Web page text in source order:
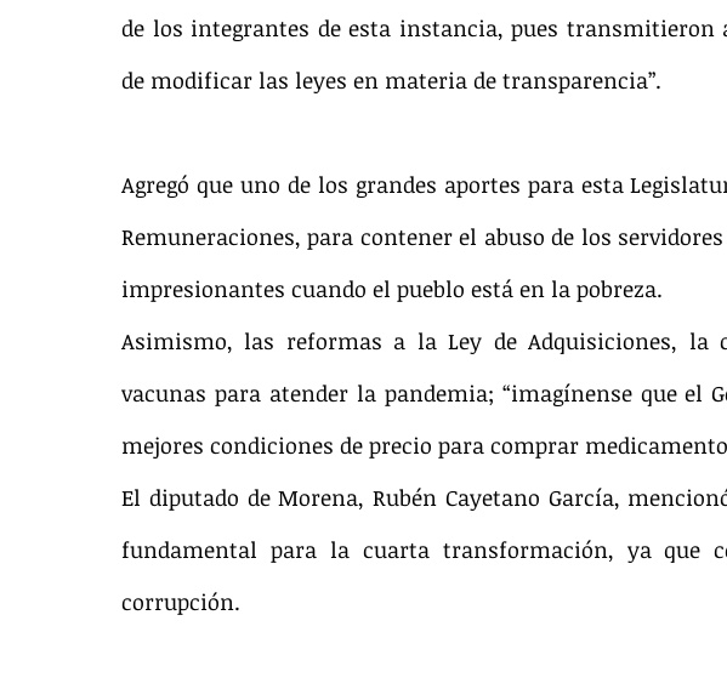
de los integrantes de esta instancia, pues transmitieron
de modificar las leyes en materia de transparencia”.
Agregó que uno de los grandes aportes para esta
Remuneraciones, para contener el abuso de los
impresionantes cuando el pueblo está en la pobreza.
Asimismo, las reformas a la Ley de Adquisiciones,
vacunas para atender la pandemia; “imagínense que el
mejores condiciones de precio para comprar
El diputado de Morena, Rubén Cayetano García,
fundamental para la cuarta transformación, ya que
corrupción.